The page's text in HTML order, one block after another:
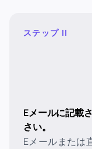
ステップ II
Eメールに記載
さい。
Eメールまたは